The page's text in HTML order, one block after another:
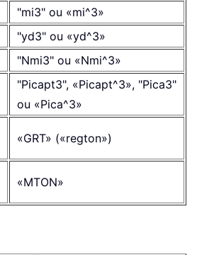
"mi3" ou «mi^3»
"yd3" ou «yd^3»
"Nmi3" ou «Nmi^3»
"Picapt3", «Picapt^3», "Pica3"
ou «Pica^3»
«GRT» («regton»)
«MTON»